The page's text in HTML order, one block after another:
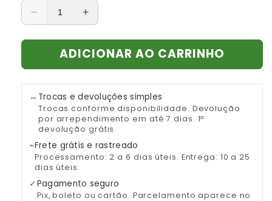
Diminuir
quantidade
Camiseta
Premium
Seda
&amp;
Algodão
–
Gola
V
e
Frescor
Aumentar
quantidade
de
Camiseta
Premium
Seda
&amp;
Algodão
–
Gola
e
Frescor
ADICIONAR AO CARRINHO
↔ Trocas e devoluções simples
Trocas conforme disponibilidade. Devolução
por arrependimento em até 7 dias. 1ª
devolução grátis.
⌁Frete grátis e rastreado
Processamento: 2 a 6 dias úteis. Entrega: 10 a 25
dias úteis.
✓ Pagamento seguro
Pix, boleto ou cartão. Parcelamento aparece no